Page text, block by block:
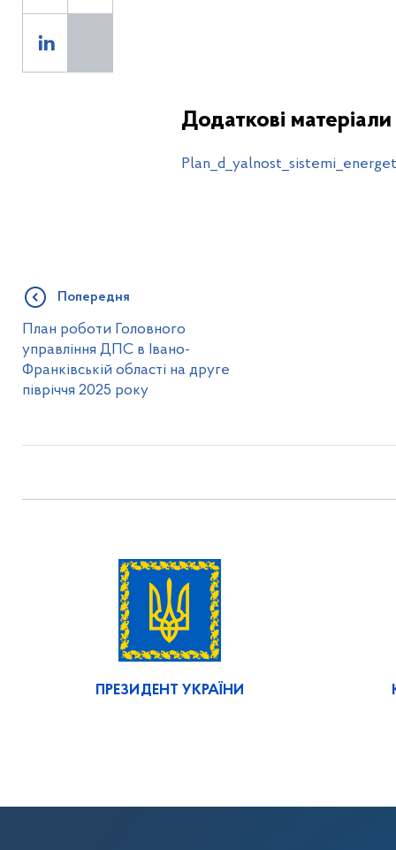
Додаткові матеріали
Попередня
План роботи Головного
управління ДПС в Івано-
Франківській області на друге
півріччя 2025 року
ПРЕЗИДЕНТ УКРАЇНИ